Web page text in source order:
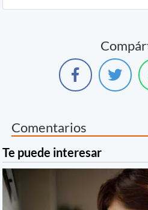
Comentarios